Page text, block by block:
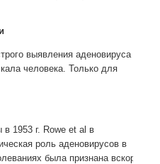
выявления аденовируса и/
человека. Только для
1953 г. Rowe et al в
роль аденовирусов в
была признана вскоре